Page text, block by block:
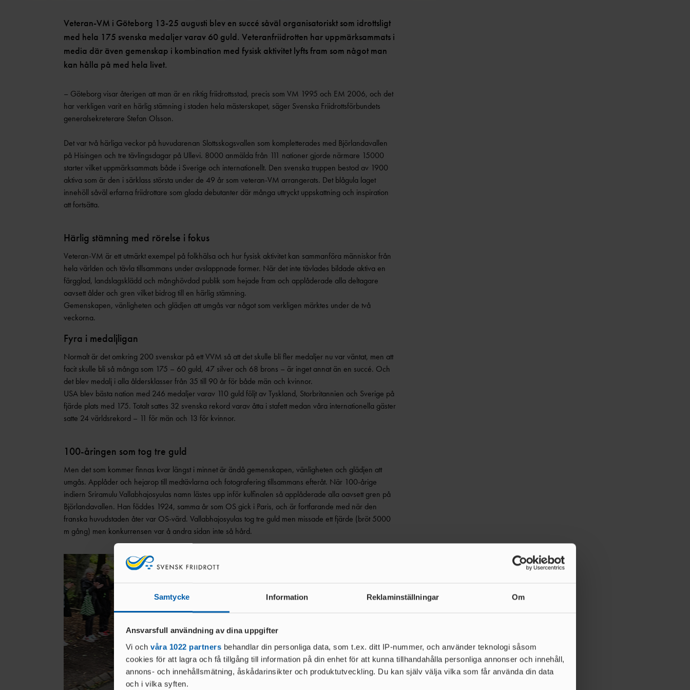
Samtycke Information Reklaminställningar Om
Ansvarsfull användning av dina uppgifter
Vi och våra 1022 partners behandlar din personliga data, som t.ex. ditt IP-nummer, och använder teknologi såsom
cookies för att lagra och få tillgång till information på din enhet för att kunna tillhandahålla personliga annonser och innehåll,
annons- och innehållsmätning, åskådarinsikter och produktutveckling. Du kan själv välja vilka som får använda din data
och i vilka syften.
Veteran-VM i Göteborg 13-25 augusti blev en succé såväl organisatoriskt som idrottsligt
med hela 175 svenska medaljer varav 60 guld. Veteranfriidrotten har uppmärksammats i
media där även gemenskap i kombination med fysisk aktivitet lyfts fram som något man
kan hålla på med hela livet.
– Göteborg visar återigen att man är en riktig friidrottsstad, precis som VM 1995 och EM 2006, och det
har verkligen varit en härlig stämning i staden hela mästerskapet, säger Svenska Friidrottsförbundets
generalsekreterare Stefan Olsson.
Det var två härliga veckor på huvudarenan Slottsskogsvallen som kompletterades med Björlandavallen
på Hisingen och tre tävlingsdagar på Ullevi. 8000 anmälda från 111 nationer gjorde närmare 15000
starter vilket uppmärksammats både i Sverige och internationellt. Den svenska truppen bestod av 1900
aktiva som är den i särklass största under de 49 år som veteran-VM arrangerats. Det blågula laget
innehöll såväl erfarna friidrottare som glada debutanter där många uttryckt uppskattning och inspiration
att fortsätta.
Härlig stämning med rörelse i fokus
Veteran-VM är ett utmärkt exempel på folkhälsa och hur fysisk aktivitet kan sammanföra människor från
hela världen och tävla tillsammans under avslappnade former. När det inte tävlades bildade aktiva en
färgglad, landslagsklädd och månghövdad publik som hejade fram och applåderade alla deltagare
oavsett ålder och gren vilket bidrog till en härlig stämning.
Gemenskapen, vänligheten och glädjen att umgås var något som verkligen märktes under de två
veckorna.
Fyra i medaljligan
Normalt är det omkring 200 svenskar på ett VVM så att det skulle bli fler medaljer nu var väntat, men att
facit skulle bli så många som 175 – 60 guld, 47 silver och 68 brons – är inget annat än en succé. Och
det blev medalj i alla åldersklasser från 35 till 90 år för både män och kvinnor.
USA blev bästa nation med 246 medaljer varav 110 guld följt av Tyskland, Storbritannien och Sverige på
fjärde plats med 175. Totalt sattes 32 svenska rekord varav åtta i stafett medan våra internationella gäster
satte 24 världsrekord – 11 för män och 13 för kvinnor.
100-åringen som tog tre guld
Men det som kommer finnas kvar längst i minnet är ändå gemenskapen, vänligheten och glädjen att
umgås. Applåder och hejarop till medtävlarna och fotografering tillsammans efteråt. När 100-årige
indiern Sriramulu Vallabhajosyulas namn lästes upp inför kulfinalen så applåderade alla oavsett gren på
Björlandavallen. Han föddes 1924, samma år som OS gick i Paris, och är fortfarande med när den
franska huvudstaden åter var OS-värd. Vallabhajosyulas tog tre guld men missade ett fjärde (bröt 5000
m gång) men konkurrensen var å andra sidan inte så hård.